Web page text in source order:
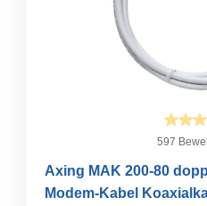
597
Axing MAK 200-80
Modem-Kabel